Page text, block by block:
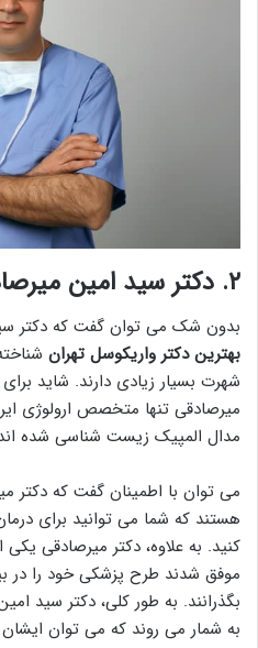
۲. دکتر سید امین میرصادقی
بدون شک می توان گفت که دکتر
بهترین دکتر واریکوسل تهران
شهرت بسیار زیادی دارند. شاید
میرصادقی تنها متخصص ارولوژی
مدال المپیک زیست شناسی شده
می توان با اطمینان گفت که دکتر
هستند که شما می توانید برای
کنید. به علاوه، دکتر میرصادقی
موفق شدند طرح پزشکی خود را در
بگذرانند. به طور کلی، دکتر سید
به شمار می روند که می توان